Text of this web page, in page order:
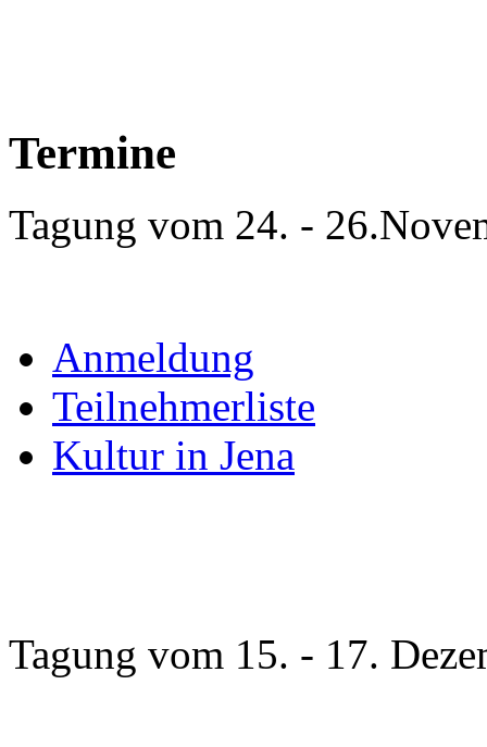
Termine
Tagung vom 24. -
Anmeldung
Teilnehmerliste
Kultur in Jena
Tagung vom 15. - 17.